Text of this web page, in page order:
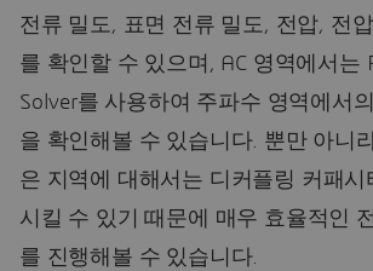
전류 밀도, 표면 전류 밀도, 전압, 전
를 확인할 수 있으며, AC 영역에서는
Solver를 사용하여 주파수 영역에서
을 확인해볼 수 있습니다. 뿐만 아니
은 지역에 대해서는 디커플링 커패시
시킬 수 있기 때문에 매우 효율적인
를 진행해볼 수 있습니다.